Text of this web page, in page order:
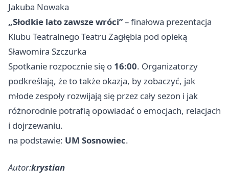
Jakuba Nowaka
„Słodkie lato zawsze wróci”– finałowa prezentacja
Klubu Teatralnego Teatru Zagłębia pod opieką
Sławomira Szczurka
Spotkanie rozpocznie się o 16:00. Organizatorzy
podkreślają, że to także okazja, by zobaczyć, jak
młode zespoły rozwijają się przez cały sezon i jak
różnorodnie potrafią opowiadać o emocjach, relacjach
i dojrzewaniu.
na podstawie: UM Sosnowiec.
Autor:krystian